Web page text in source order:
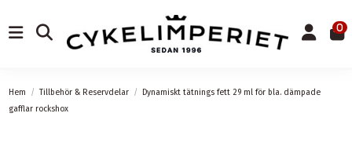
0
Hem Tillbehör & Reservdelar
Dynamiskt tätnings fett 29 ml för bla. dämpade
gafflar rockshox